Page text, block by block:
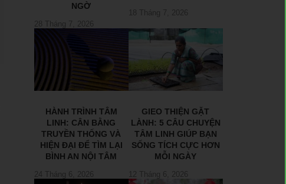
NGỜ
28 Tháng 7, 2026
18 Tháng 7, 2026
HÀNH TRÌNH TÂM
LINH: CÂN BẰNG
TRUYỀN THỐNG VÀ
HIỆN ĐẠI ĐỂ TÌM LẠI
BÌNH AN NỘI TÂM
24 Tháng 6, 2026
GIEO THIỆN GẶT
LÀNH: 5 CÂU CHUYỆN
TÂM LINH GIÚP BẠN
SỐNG TÍCH CỰC HƠN
MỖI NGÀY
12 Tháng 6, 2026